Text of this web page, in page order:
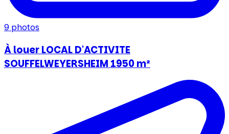
9 photos
À louer LOCAL D'ACTIVITE
SOUFFELWEYERSHEIM 1950 m²